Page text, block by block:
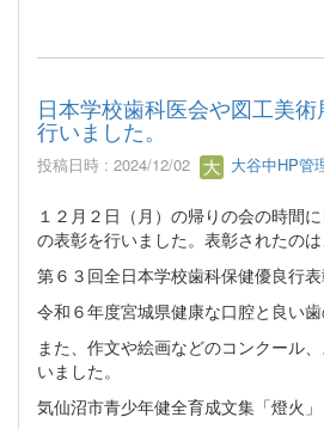
日本学校歯科医会や図工美
行いました。
投稿日時 : 2024/12/02 大谷中HP管
１２月２日（月）の帰りの会の時間
の表彰を行いました。表彰されたのは
第６３回全日本学校歯科保健優良行
令和６年度宮城県健康な口腔と良い
また、作文や絵画などのコンクール
いました。
気仙沼市青少年健全育成文集「燈火